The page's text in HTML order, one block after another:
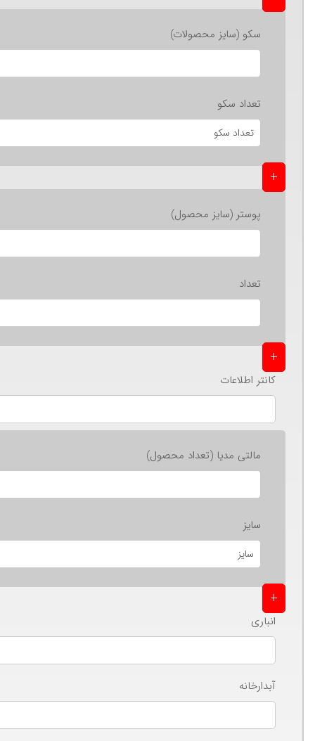
سکو (سایز محصولات)
تعداد سکو
+
پوستر (سایز محصول)
تعداد
+
کانتر اطلاعات
مالتی مدیا (تعداد محصول)
سایز
+
انباری
آبدارخانه